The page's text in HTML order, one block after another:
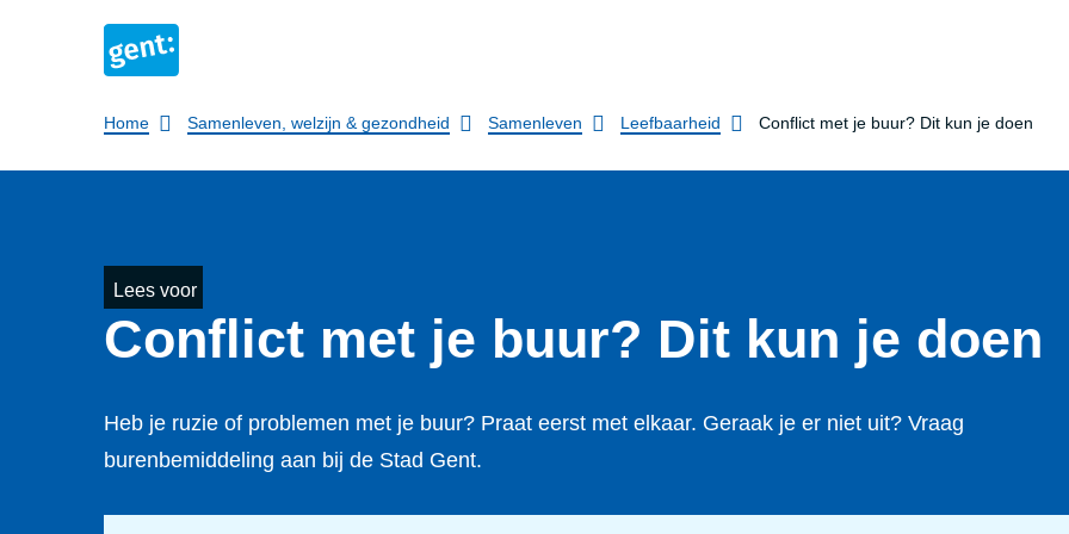
Breadcrumb
Home Samenleven, welzijn & gezondheid Samenleven Leefbaarheid Conflict met je buur? Dit kun je doen
Lees voor
Conflict met je buur? Dit kun je doen
Heb je ruzie of problemen met je buur? Praat eerst met elkaar. Geraak je er niet uit? Vraag
burenbemiddeling aan bij de Stad Gent.